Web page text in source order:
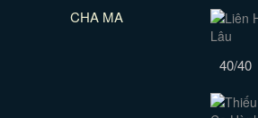
CHA MA
40/40